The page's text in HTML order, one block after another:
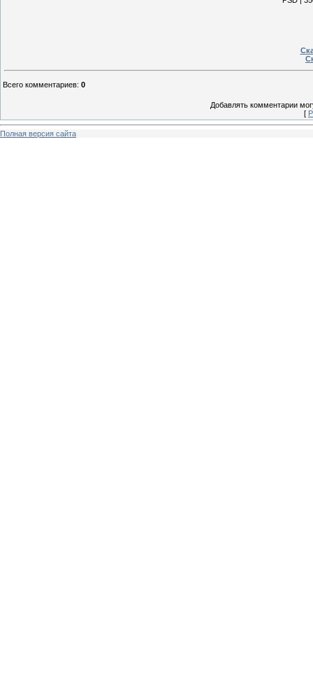
Всего комментариев: 0
Добавлять комментарии
[
Полная версия сайта